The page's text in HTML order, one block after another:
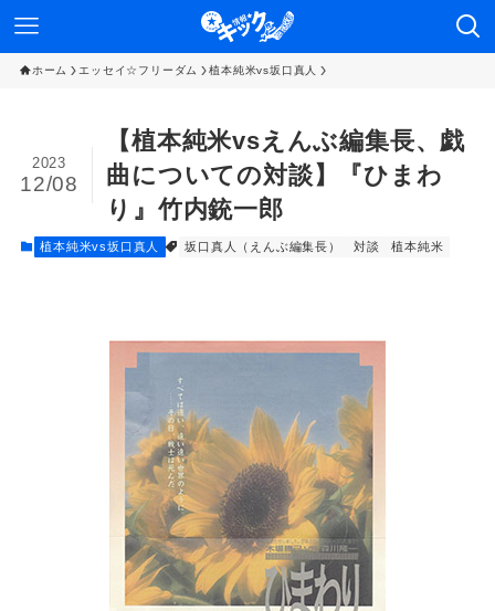
ホーム エッセイ☆フリーダム 植本純米vs坂口真人
【植本純米vsえんぶ編集長、戯
曲についての対談】『ひまわ
り』竹内銃一郎
2023
12/08
植本純米vs坂口真人 坂口真人（えんぶ編集長） 対談 植本純米